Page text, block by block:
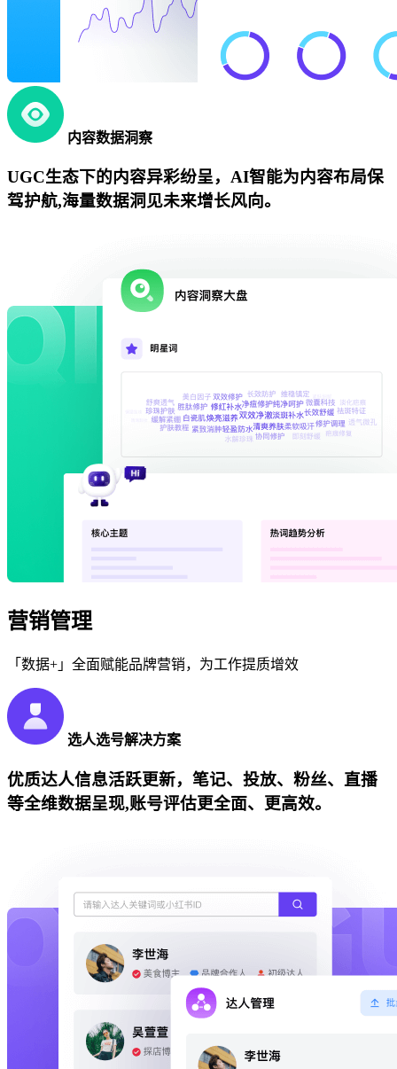
内容数据洞察
UGC生态下的内容异彩纷呈，AI智能为内容布局保
驾护航,海量数据洞见未来增长风向。
营销管理
「数据+」全面赋能品牌营销，为工作提质增效
选人选号解决方案
优质达人信息活跃更新，笔记、投放、粉丝、直播
等全维数据呈现,账号评估更全面、更高效。